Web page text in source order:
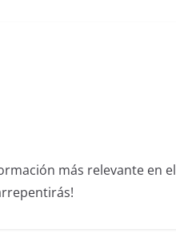
más relevante en el